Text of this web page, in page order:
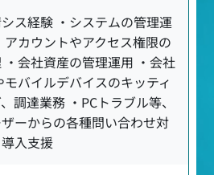
シス経験 ・システムの管理運
アカウントやアクセス権限の
・会社資産の管理運用 ・会社
モバイルデバイスのキッティ
調達業務 ・PCトラブル等、
ーからの各種問い合わせ対
入支援